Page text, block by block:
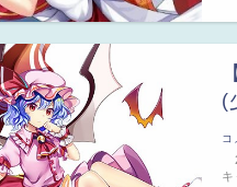
(
コ